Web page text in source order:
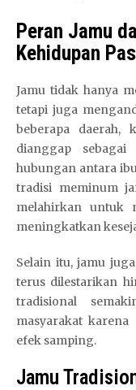
Peran Jamu
Kehidupan
Jamu tidak hanya
tetapi juga
beberapa daerah,
dianggap
hubungan antara
tradisi meminum
melahirkan untuk
meningkatkan
Selain itu, jamu
terus dilestarikan
tradisional
masyarakat
efek samping.
Jamu